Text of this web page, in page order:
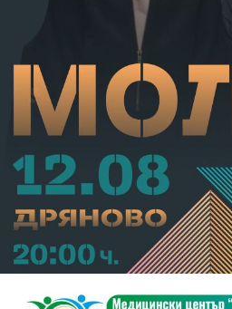
Съдебният акт е окончателен.